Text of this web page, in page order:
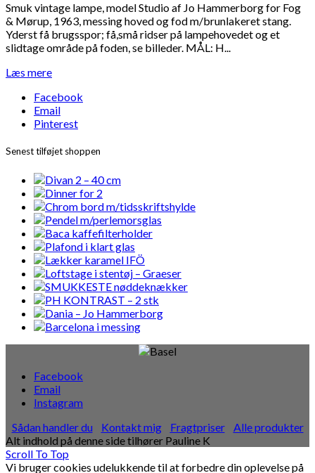
Smuk vintage lampe, model Studio af Jo Hammerborg for Fog
& Mørup, 1963, messing hoved og fod m/brunlakeret stang.
Yderst få brugsspor; få,små ridser på lampehovedet og et
slidtage område på foden, se billeder. MÅL: H...
Læs mere
Facebook
Email
Pinterest
Senest tilføjet shoppen
Facebook
Email
Instagram
Sådan handler du
Kontakt mig Fragtpriser
Alle produkter
Alt indhold på denne side tilhører Pauline K
Scroll To Top
Vi bruger cookies udelukkende til at forbedre din oplevelse på